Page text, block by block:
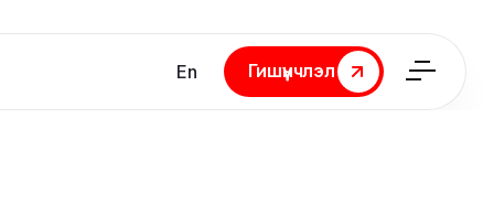
En
Гишүүнчлэл
Гишүүнчлэл